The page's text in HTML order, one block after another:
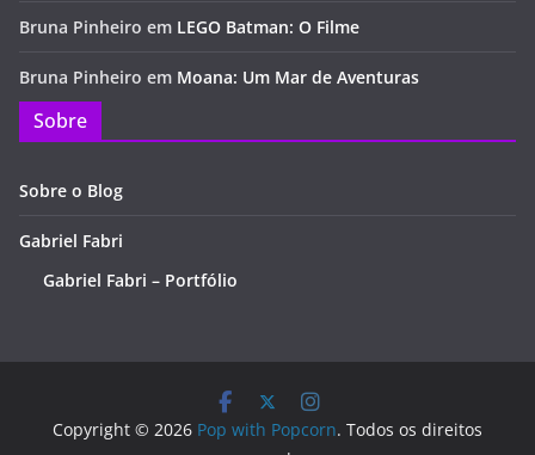
Bruna Pinheiro em LEGO Batman: O Filme
Bruna Pinheiro em Moana: Um Mar de Aventuras
Sobre
Sobre o Blog
Gabriel Fabri
Gabriel Fabri – Portfólio
Copyright © 2026 Pop with Popcorn. Todos os direitos